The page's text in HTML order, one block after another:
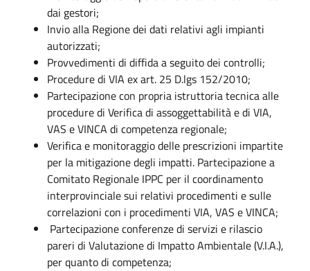
dai gestori;
Invio alla Regione dei dati relativi agli impianti
autorizzati;
Provvedimenti di diffida a seguito dei controlli;
Procedure di VIA ex art. 25 D.lgs 152/2010;
Partecipazione con propria istruttoria tecnica alle
procedure di Verifica di assoggettabilità e di VIA,
VAS e VINCA di competenza regionale;
Verifica e monitoraggio delle prescrizioni impartite
per la mitigazione degli impatti. Partecipazione a
Comitato Regionale IPPC per il coordinamento
interprovinciale sui relativi procedimenti e sulle
correlazioni con i procedimenti VIA, VAS e VINCA;
Partecipazione conferenze di servizi e rilascio
pareri di Valutazione di Impatto Ambientale (V.I.A.),
per quanto di competenza;